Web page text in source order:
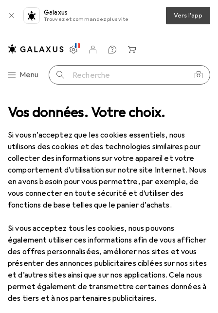
Vos données. Votre choix.
Si vous n’acceptez que les cookies essentiels, nous
utilisons des cookies et des technologies similaires pour
collecter des informations sur votre appareil et votre
comportement d’utilisation sur notre site Internet. Nous
en avons besoin pour vous permettre, par exemple, de
vous connecter en toute sécurité et d’utiliser des
fonctions de base telles que le panier d’achats.
Si vous acceptez tous les cookies, nous pouvons
également utiliser ces informations afin de vous afficher
des offres personnalisées, améliorer nos sites et vous
présenter des annonces publicitaires ciblées sur nos sites
et d’autres sites ainsi que sur nos applications. Cela nous
permet également de transmettre certaines données à
des tiers et à nos partenaires publicitaires.
Galaxus
Trouvez et commandez plus vite Vers l'app
Navigation par catégorie
Menu Recherche
Paramètres
Compte client
Listes de comparaison
Listes d'envies
Panier
+ scanners Imprimer Toner Samsung CLT-R806X
10 images
SamsungCLT-R806X
C, M, Y
EUR
200,68
Évaluations
Livré entre mer, 19/8 et mar, 25/8
Plus que 2 pièces en stock chez le fournisseur